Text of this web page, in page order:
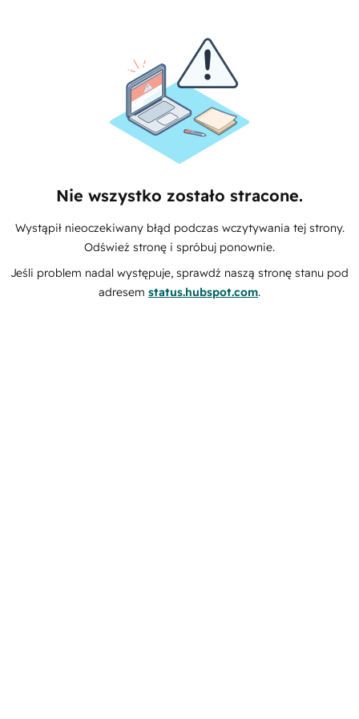
Nie wszystko zostało stracone.
Wystąpił nieoczekiwany błąd podczas wczytywania tej strony.
Odśwież stronę i spróbuj ponownie.
Jeśli problem nadal występuje, sprawdź naszą stronę stanu pod
adresem status.hubspot.com.